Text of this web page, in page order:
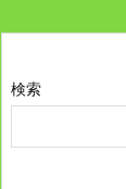
検索